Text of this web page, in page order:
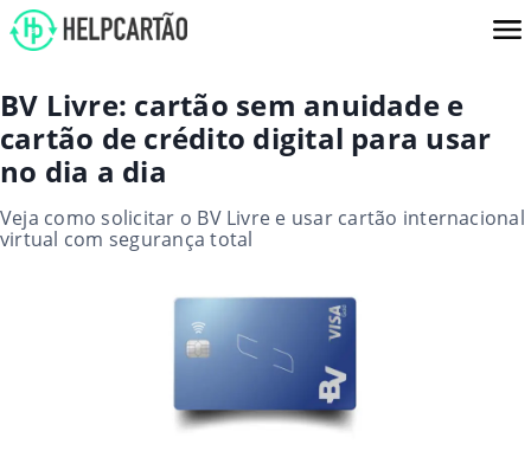
BV Livre: cartão sem anuidade e
cartão de crédito digital para usar
no dia a dia
Veja como solicitar o BV Livre e usar cartão internacional
virtual com segurança total